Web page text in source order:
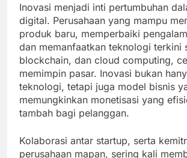
Inovasi menjadi inti pertumbuhan
digital. Perusahaan yang mampu
produk baru, memperbaiki
dan memanfaatkan teknologi terkini
blockchain, dan cloud computing,
memimpin pasar. Inovasi bukan
teknologi, tetapi juga model bisnis
memungkinkan monetisasi yang
tambah bagi pelanggan.
Kolaborasi antar startup, serta
perusahaan mapan, sering kali